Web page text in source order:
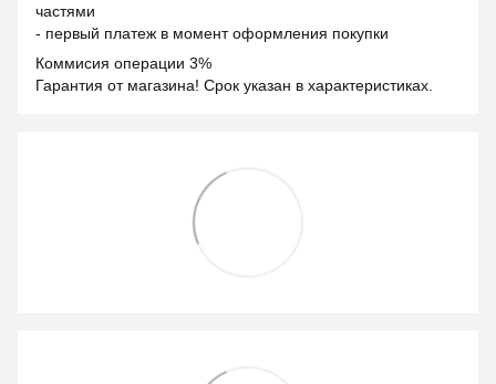
частями
- первый платеж в момент оформления покупки
Коммисия операции 3%
Гарантия от магазина! Срок указан в характеристиках.